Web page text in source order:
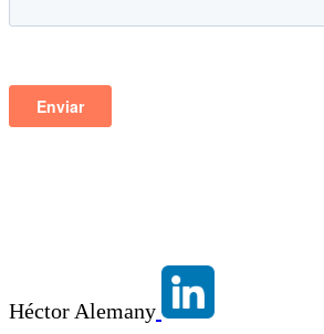
Héctor Alemany